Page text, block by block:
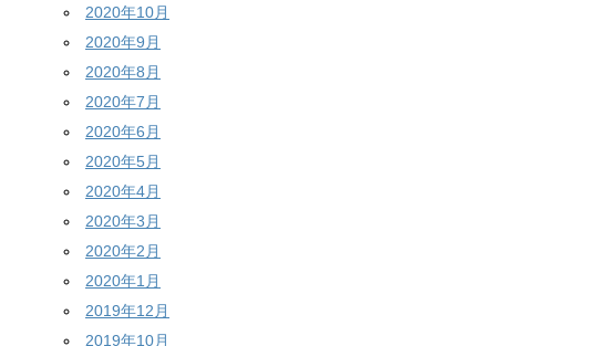
2020年10月
2020年9月
2020年8月
2020年7月
2020年6月
2020年5月
2020年4月
2020年3月
2020年2月
2020年1月
2019年12月
2019年10月